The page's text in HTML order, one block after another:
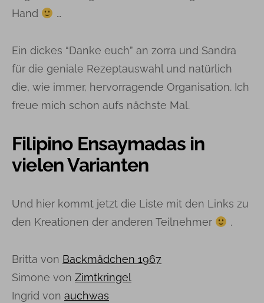
Hand
…
Ein dickes “Danke euch” an zorra und Sandra
für die geniale Rezeptauswahl und natürlich
die, wie immer, hervorragende Organisation. Ich
freue mich schon aufs nächste Mal.
Filipino Ensaymadas in
vielen Varianten
Und hier kommt jetzt die Liste mit den Links zu
den Kreationen der anderen Teilnehmer
.
Britta von Backmädchen 1967
Simone von Zimtkringel
Ingrid von auchwas